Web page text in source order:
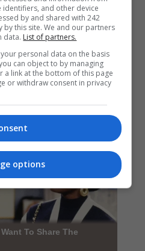
identifiers, and other device
by and shared with 242
by this site. We and our partners
data. List of partners.
personal data on the basis
can object to by managing
link at the bottom of this page
or withdraw consent in privacy
options